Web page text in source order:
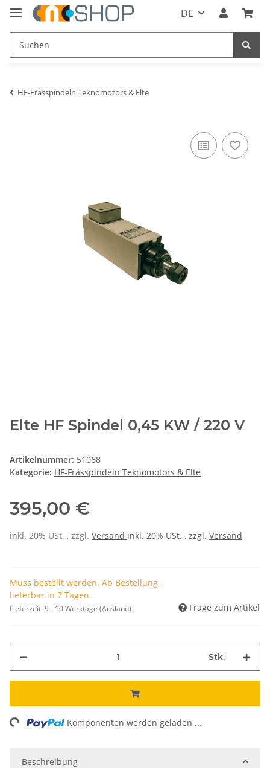
DE
HF-Frässpindeln Teknomotors & Elte
Elte HF Spindel 0,45 KW / 220 V
Artikelnummer: 51068
Kategorie: HF-Frässpindeln Teknomotors & Elte
395,00 €
inkl. 20% USt. , zzgl. Versand inkl. 20% USt. , zzgl. Versand
Muss bestellt werden. Ab Bestellung
lieferbar in 7 Tagen.
Lieferzeit:9 - 10 Werktage (Ausland) Frage zum Artikel
Stk.
Komponenten werden geladen ...
Beschreibung